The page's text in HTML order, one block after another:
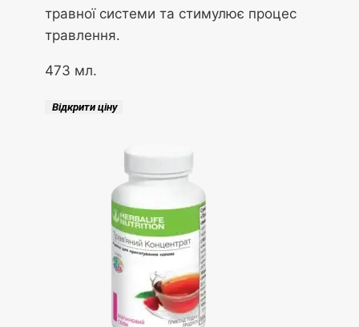
травної системи та стимулює процес
травлення.
473 мл.
Відкрити ціну